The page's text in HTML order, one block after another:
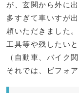
が、玄関から外に
多すぎて車いすが
頼いただきました。
工具等や残したい
（自動車、バイク
それでは、ビフォ